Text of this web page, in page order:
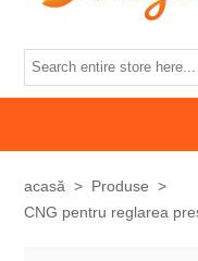
acasă > Produse >
CNG pentru reglarea